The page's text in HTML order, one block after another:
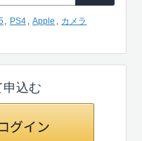
PS4 Apple カメラ
申込む